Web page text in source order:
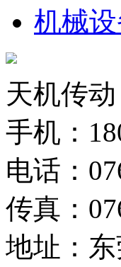
机械
天机传动
手机：
电话：
传真：
地址：